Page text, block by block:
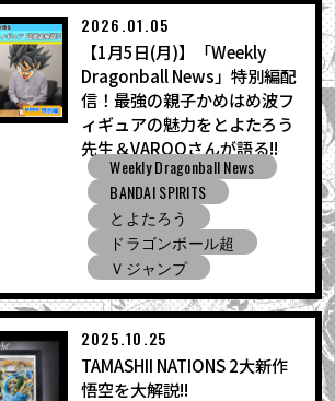
とよたろうが
ドラゴンボール Sparking! ZERO
ガシャポン バンダイ
2026.01.05
【1月5日(月)】「Weekly
Dragonball News」特別編配
信！最強の親子かめはめ波フ
ィギュアの魅力をとよたろう
先生＆VAROQさんが語る!!
Weekly Dragonball News
BANDAI SPIRITS
とよたろう
ドラゴンボール超
Ｖジャンプ
2025.10.25
TAMASHII NATIONS 2大新作
悟空を大解説!!